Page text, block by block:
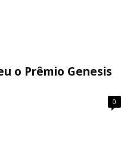
o Prêmio Genesis
0